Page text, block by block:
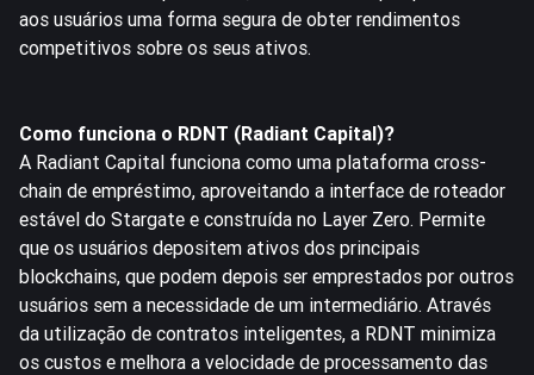
aos usuários uma forma segura de obter rendimentos
competitivos sobre os seus ativos.
Como funciona o RDNT (Radiant Capital)?
A Radiant Capital funciona como uma plataforma cross-
chain de empréstimo, aproveitando a interface de roteador
estável do Stargate e construída no Layer Zero. Permite
que os usuários depositem ativos dos principais
blockchains, que podem depois ser emprestados por outros
usuários sem a necessidade de um intermediário. Através
da utilização de contratos inteligentes, a RDNT minimiza
os custos e melhora a velocidade de processamento das